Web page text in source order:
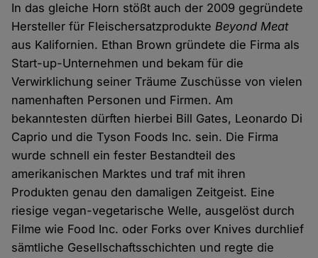
In das gleiche Horn stößt auch der 2009 gegründete
Hersteller für FleischersatzprodukteBeyond Meat
aus Kalifornien. Ethan Brown gründete die Firma als
Start-up-Unternehmen und bekam für die
Verwirklichung seiner Träume Zuschüsse von vielen
namenhaften Personen und Firmen. Am
bekanntesten dürften hierbei Bill Gates, Leonardo Di
Caprio und die Tyson Foods Inc. sein. Die Firma
wurde schnell ein fester Bestandteil des
amerikanischen Marktes und traf mit ihren
Produkten genau den damaligen Zeitgeist. Eine
riesige vegan-vegetarische Welle, ausgelöst durch
Filme wie Food Inc. oder Forks over Knives durchlief
sämtliche Gesellschaftsschichten und regte die